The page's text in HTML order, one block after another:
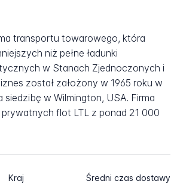
transportu towarowego, która
niż pełne ładunki
w Stanach Zjednoczonych i
został założony w 1965 roku w
siedzibę w Wilmington, USA. Firma
flot LTL z ponad 21 000
Kraj Średni czas dostawy